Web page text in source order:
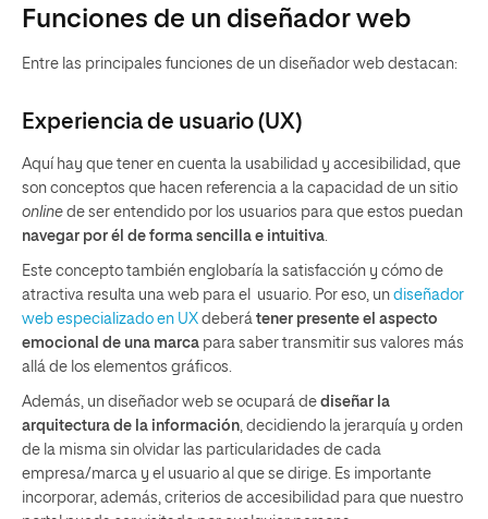
Funciones de un diseñador web
Entre las principales funciones de un diseñador web destacan:
Experiencia de usuario (UX)
Aquí hay que tener en cuenta la usabilidad y accesibilidad, que
son conceptos que hacen referencia a la capacidad de un sitio
online de ser entendido por los usuarios para que estos puedan
navegar por él de forma sencilla e intuitiva.
Este concepto también englobaría la satisfacción y cómo de
atractiva resulta una web para el usuario. Por eso, un diseñador
web especializado en UX deberá tener presente el aspecto
emocional de una marca para saber transmitir sus valores más
allá de los elementos gráficos.
Además, un diseñador web se ocupará de diseñar la
arquitectura de la información, decidiendo la jerarquía y orden
de la misma sin olvidar las particularidades de cada
empresa/marca y el usuario al que se dirige. Es importante
incorporar, además, criterios de accesibilidad para que nuestro